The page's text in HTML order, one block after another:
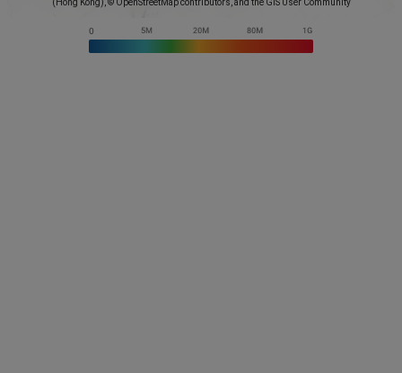
(Hong Kong), © OpenStreetMap contributors, and the GIS User Community